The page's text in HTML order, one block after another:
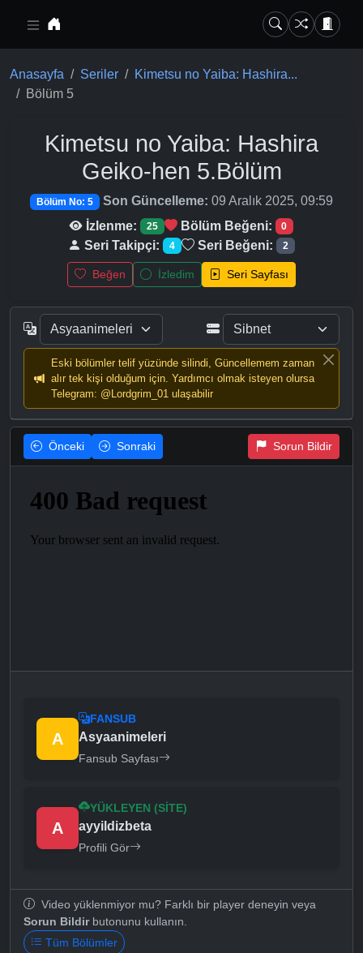
Anasayfa Seriler
Kimetsu no Yaiba: Hashira...
Bölüm 5
Kimetsu no Yaiba: Hashira
Geiko-hen 5.Bölüm
Bölüm No: 5 Son Güncelleme: 09 Aralık 2025, 09:59
İzlenme:
25 Bölüm Beğeni: 0
Seri Takipçi: 4 Seri Beğeni: 2
Beğen İzledim Seri Sayfası
Eski bölümler telif yüzünde silindi, Güncellemem zaman
alır tek kişi olduğum için. Yardımcı olmak isteyen olursa
Telegram: @Lordgrim_01 ulaşabilir
Önceki Sonraki Sorun Bildir
A
FANSUB
Asyaanimeleri
Fansub Sayfası
A
YÜKLEYEN (SITE)
ayyildizbeta
Profili Gör
Video yüklenmiyor mu? Farklı bir player deneyin veya
Sorun Bildirbutonunu kullanın.
Tüm Bölümler